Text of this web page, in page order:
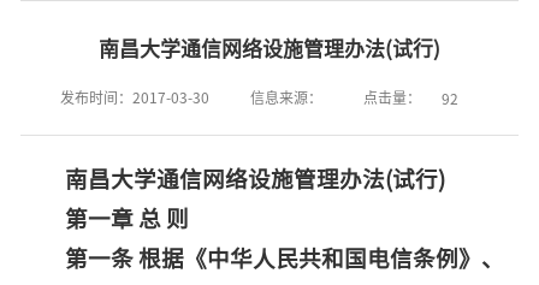
南昌大学通信网络设施管理办法(试行)
发布时间：2017-03-30 信息来源： 点击量： 92
南昌大学通信网络设施管理办法(试行)
第一章 总 则
第一条 根据《中华人民共和国电信条例》、